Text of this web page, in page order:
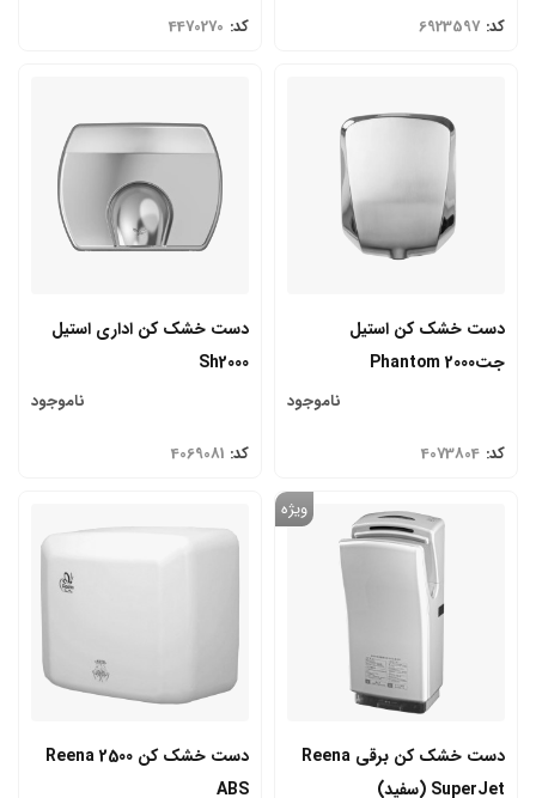
کد: 6923597 کد: 4470270
دست خشک کن استیل
جتPhantom 2000
ناموجود
کد: 4073804
دست خشک کن اداری استیل
Sh2000
ناموجود
کد: 4069081
ویژه
دست خشک کن برقی Reena
SuperJet (سفید)
دست خشک کن Reena 2500
ABS